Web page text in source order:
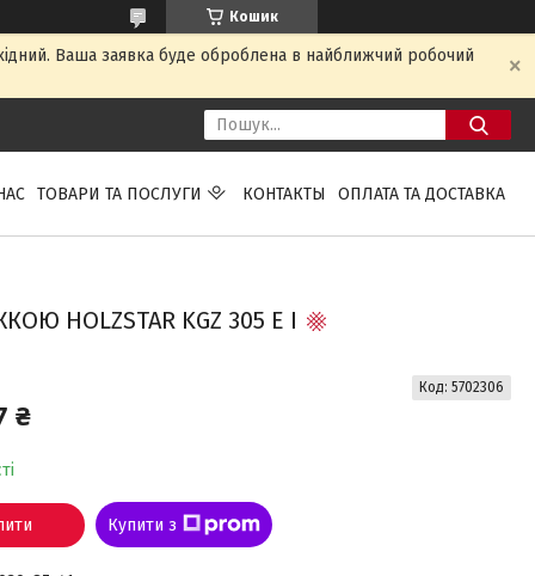
Кошик
Ваша заявка буде оброблена в найближчий робочий
ТОВАРИ ТА ПОСЛУГИ КОНТАКТЫ ОПЛАТА ТА ДОСТАВКА
HOLZSTAR KGZ 305 E I
₴
Код: 5702306
Купити з